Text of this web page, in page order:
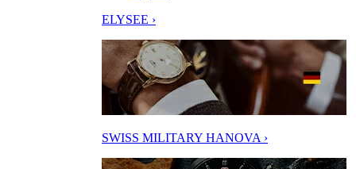
ELYSEE ›
SWISS MILITARY HANOVA ›